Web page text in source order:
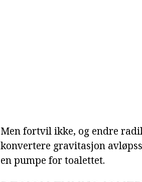
Men fortvil ikke, og endre
konvertere gravitasjon
en pumpe for toalettet.